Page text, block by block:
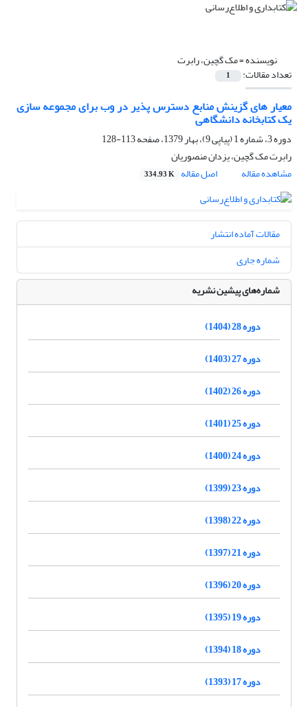
نویسنده =مک گچین، رابرت
تعداد مقالات: 1
معیار های گزینش منابع دسترس پذیر در وب برای مجموعه سازی
یک کتابخانه دانشگاهی
دوره 3، شماره 1 (پیاپی 9)، بهار 1379، صفحه
113-128
رابرت مک گچین، یزدان منصوریان
مشاهده مقاله
اصل مقاله 334.93 K
مقالات آماده انتشار
شماره جاری
شماره‌های پیشین نشریه
دوره 28 (1404)
دوره 27 (1403)
دوره 26 (1402)
دوره 25 (1401)
دوره 24 (1400)
دوره 23 (1399)
دوره 22 (1398)
دوره 21 (1397)
دوره 20 (1396)
دوره 19 (1395)
دوره 18 (1394)
دوره 17 (1393)